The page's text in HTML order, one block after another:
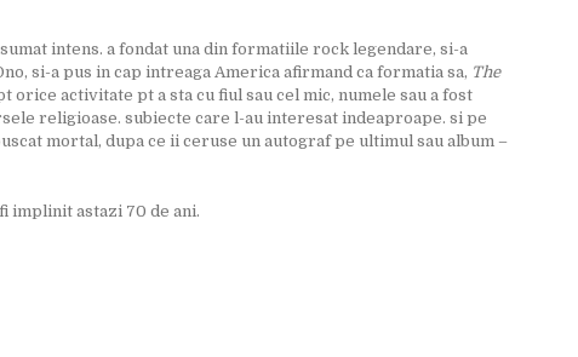
intens. a fondat una din formatiile rock legendare, si-a
si-a pus in cap intreaga America afirmand ca formatia sa, The
orice activitate pt a sta cu fiul sau cel mic, numele sau a fost
religioase. subiecte care l-au interesat indeaproape. si pe
mortal, dupa ce ii ceruse un autograf pe ultimul sau album –
implinit astazi 70 de ani.